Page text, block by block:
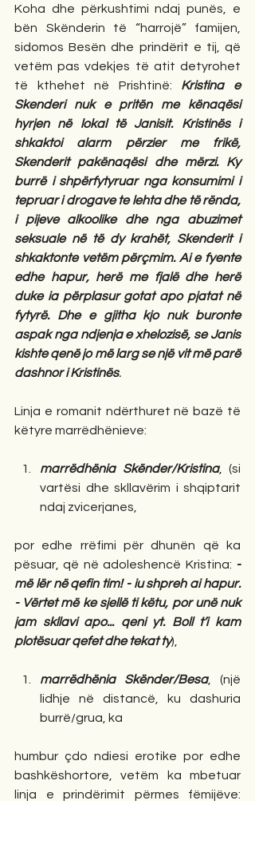
Koha dhe përkushtimi ndaj punës, e
bën Skënderin të “harrojë” famijen,
sidomos Besën dhe prindërit e tij, që
vetëm pas vdekjes të atit detyrohet
të kthehet në Prishtinë: Kristina e
Skenderi nuk e pritën me kënaqësi
hyrjen në lokal të Janisit. Kristinës i
shkaktoi alarm përzier me frikë,
Skenderit pakënaqësi dhe mërzi. Ky
burrë i shpërfytyruar nga konsumimi i
tepruar i drogave te lehta dhe të rënda,
i pijeve alkoolike dhe nga abuzimet
seksuale në të dy krahët, Skenderit i
shkaktonte vetëm përçmim. Ai e fyente
edhe hapur, herë me fjalë dhe herë
duke ia përplasur gotat apo pjatat në
fytyrë. Dhe e gjitha kjo nuk buronte
aspak nga ndjenja e xhelozisë, se Janis
kishte qenë jo më larg se një vit më parë
dashnor i Kristinës.
Linja e romanit ndërthuret në bazë të
këtyre marrëdhënieve:
marrëdhënia Skënder/Kristina, (si
vartësi dhe skllavërim i shqiptarit
ndaj zvicerjanes,
por edhe rrëfimi për dhunën që ka
pësuar, që në adoleshencë Kristina: -
më lër në qefin tim! - iu shpreh ai hapur.
- Vërtet më ke sjellë ti këtu, por unë nuk
jam skllavi apo... qeni yt. Boll t’i kam
plotësuar qefet dhe tekat ty),
marrëdhënia Skënder/Besa, (një
lidhje në distancë, ku dashuria
burrë/grua, ka
humbur çdo ndiesi erotike por edhe
bashkëshortore, vetëm ka mbetuar